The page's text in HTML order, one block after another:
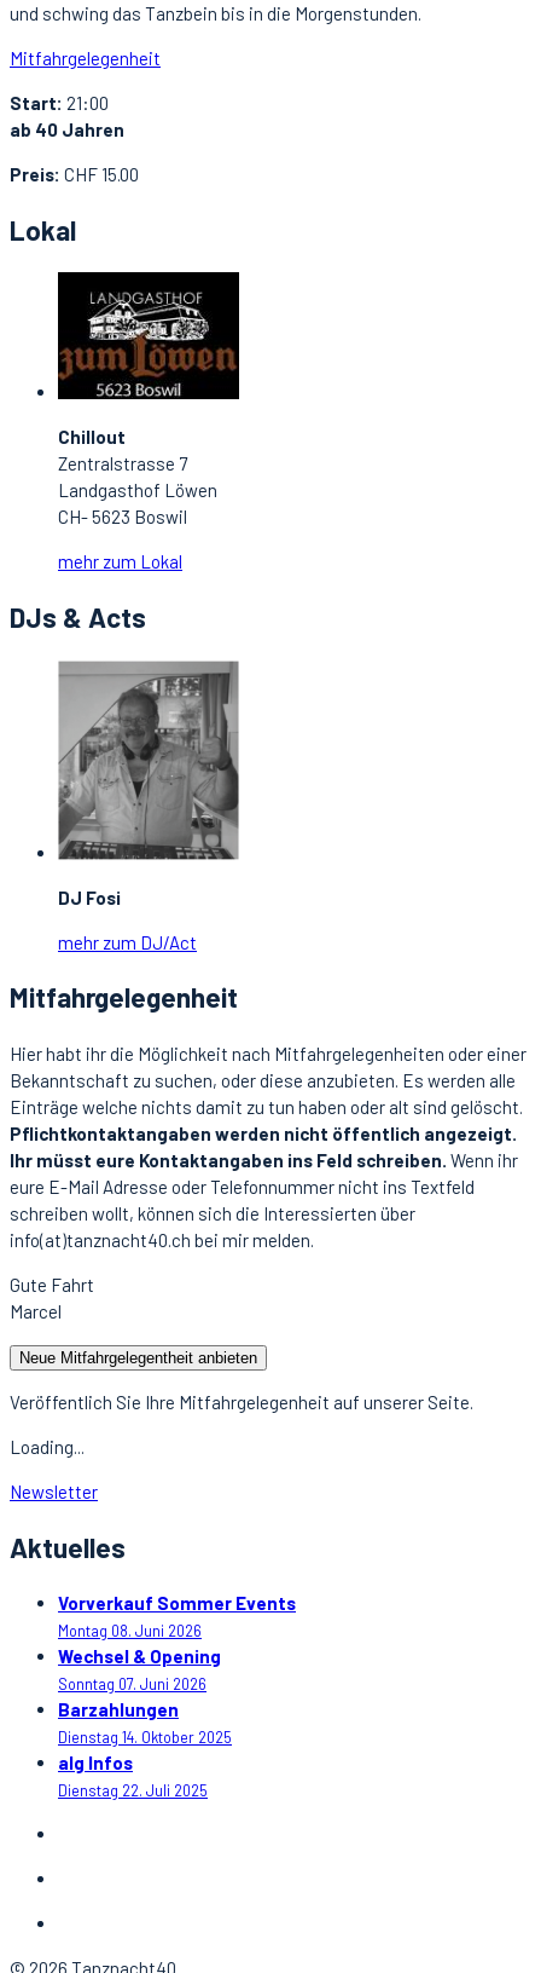
und schwing das Tanzbein bis in die Morgenstunden.
Mitfahrgelegenheit
Start: 21:00
ab 40 Jahren
Preis: CHF 15.00
Lokal
Chillout
Zentralstrasse 7
Landgasthof Löwen
CH- 5623 Boswil
mehr zum Lokal
DJs & Acts
DJ Fosi
mehr zum DJ/Act
Mitfahrgelegenheit
Hier habt ihr die Möglichkeit nach Mitfahrgelegenheiten oder einer
Bekanntschaft zu suchen, oder diese anzubieten. Es werden alle
Einträge welche nichts damit zu tun haben oder alt sind gelöscht.
Pflichtkontaktangaben werden nicht öffentlich angezeigt.
Ihr müsst eure Kontaktangaben ins Feld schreiben. Wenn ihr
eure E-Mail Adresse oder Telefonnummer nicht ins Textfeld
schreiben wollt, können sich die Interessierten über
info(at)tanznacht40.ch bei mir melden.
Gute Fahrt
Marcel
Neue Mitfahrgelegentheit anbieten
Veröffentlich Sie Ihre Mitfahrgelegenheit auf unserer Seite.
Loading...
Newsletter
Aktuelles
Vorverkauf Sommer Events
Montag 08. Juni 2026
Wechsel & Opening
Sonntag 07. Juni 2026
Barzahlungen
Dienstag 14. Oktober 2025
alg Infos
Dienstag 22. Juli 2025
© 2026 Tanznacht40